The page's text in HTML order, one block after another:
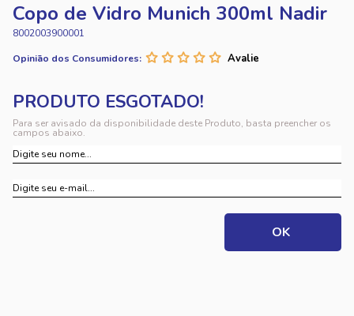
Copo de Vidro Munich 300ml Nadir
8002003900001
Opinião dos Consumidores:
Para ser avisado da disponibilidade deste Produto, basta preencher os
campos abaixo.